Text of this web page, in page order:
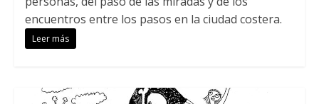
encuentros entre los pasos en la ciudad costera.
Leer más